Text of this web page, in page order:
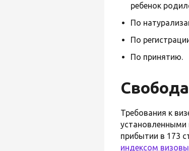
ребенок
По
По
По принятию.
Требования к
установленными
прибытии в 173
индексом